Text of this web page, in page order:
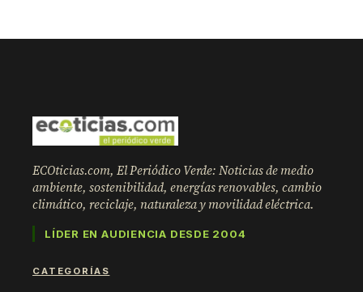
ECOticias.com, El Periódico Verde: Noticias de medio
ambiente, sostenibilidad, energías renovables, cambio
climático, reciclaje, naturaleza y movilidad eléctrica.
LÍDER EN AUDIENCIA DESDE 2004
CATEGORÍAS